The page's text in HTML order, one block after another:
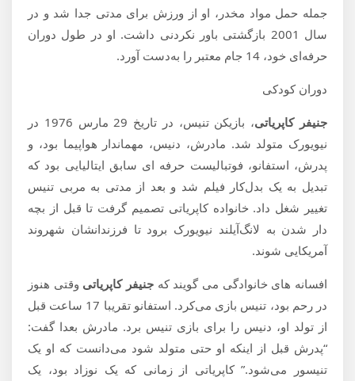
جمله حمل مواد مخدر، او از ورزش برای مدتی جدا شد و در
سال 2001 بازگشتی باور نکردنی داشت‌. او در طول دوران
حرفه‌ای خود، 14 جام معتبر را به‌دست آورد.
دوران کودکی
جنیفر کاپریاتی
، بازیکن تنیس، در تاریخ 29 مارس 1976 در
نیویورک متولد شد. مادرش، دنیس، مهماندار هواپیما بود، و
پدرش، استفانو، فوتبالیست حرفه ای سابق ایتالیایی بود که
تبدیل به یک بدل‌کار فیلم شد و بعد از مدتی به مربی تنیس
تغییر شغل داد. خانواده کاپریاتی تصمیم گرفت تا قبل از بچه
دار شدن به لانگ‌آیلند نیویورک برود تا فرزندانشان شهروند
آمریکایی شوند.
افسانه های خانوادگی می گویند که جنیفر کاپریاتی وقتی هنوز
در رحم بود، تنیس بازی می‌کرد. استفانو تقریبا 17 ساعت قبل
از تولد او، دنیس را برای بازی تنیس برد. مادرش بعدا گفت:
“پدرش قبل از اینکه او حتی متولد شود می‌دانست که او یک
تنیسور می‌شود.” کاپریاتی از زمانی که یک نوزاد بود، یک